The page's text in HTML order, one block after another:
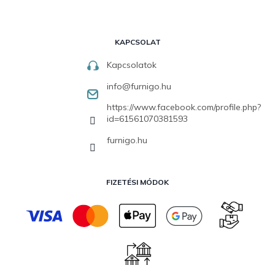
KAPCSOLAT
Kapcsolatok
info@furnigo.hu
https://www.facebook.com/profile.php?
id=61561070381593
furnigo.hu
FIZETÉSI MÓDOK